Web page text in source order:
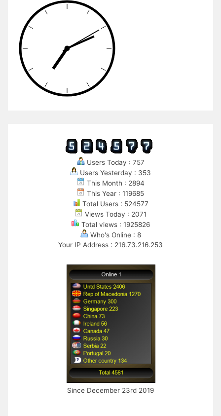
Users Today : 757
Users Yesterday : 353
This Month : 2894
This Year : 119685
Total Users : 524577
Views Today : 2071
Total views : 1925826
Who's Online : 8
Your IP Address : 216.73.216.253
Since December 23rd 2019